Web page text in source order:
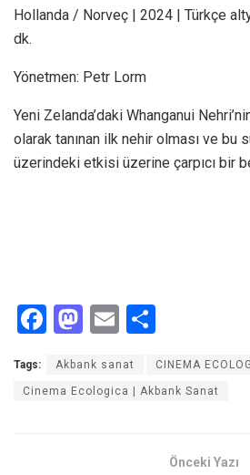
Hollanda / Norveç | 2024 | Türkçe
dk.
Yönetmen: Petr Lorm
Yeni Zelanda’daki Whanganui
olarak tanınan ilk nehir olması ve bu
üzerindeki etkisi üzerine çarpıcı bir
F
ce
b
M
st
o
E
ail ar
e
Tags: Akbank sanat CINEMA
Cinema Ecologica | Akbank Sanat
Önceki Yazı